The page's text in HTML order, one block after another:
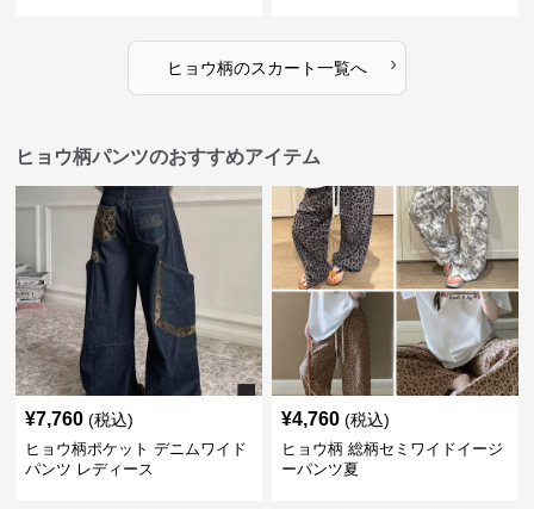
ヒョウ柄のスカート一覧へ ›
ヒョウ柄パンツのおすすめアイテム
¥7,760 (税込)
ヒョウ柄ポケット デニムワイド
パンツ レディース
¥4,760 (税込)
ヒョウ柄 総柄セミワイドイージ
ーパンツ夏